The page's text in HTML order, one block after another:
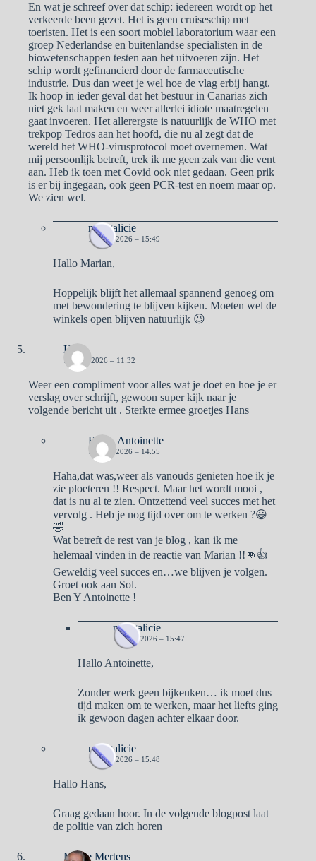
En wat je schreef over dat schip: iedereen wordt op het
verkeerde been gezet. Het is geen cruiseschip met
toeristen. Het is een soort mobiel laboratorium waar een
groep Nederlandse en buitenlandse specialisten in de
biowetenschappen testen aan het uitvoeren zijn. Het
schip wordt gefinancierd door de farmaceutische
industrie. Dus dan weet je wel hoe de vlag erbij hangt.
Ik hoop in ieder geval dat het bestuur in Canarias zich
niet gek laat maken en weer allerlei idiote maatregelen
gaat invoeren. Het allerergste is natuurlijk de WHO met
trekpop Tedros aan het hoofd, die nu al zegt dat de
wereld het WHO-virusprotocol moet overnemen. Wat
mij persoonlijk betreft, trek ik me geen zak van die vent
aan. Heb ik toen met Covid ook niet gedaan. Geen prik
is er bij ingegaan, ook geen PCR-test en noem maar op.
We zien wel.
naargalicie
15 MEI 2026 – 15:49
Hallo Marian,
Hoppelijk blijft het allemaal spannend genoeg om
met bewondering te blijven kijken. Moeten wel de
winkels open blijven natuurlijk 😉
Hans
12 MEI 2026 – 11:32
Weer een compliment voor alles wat je doet en hoe je er
verslag over schrijft, gewoon super kijk naar je
volgende bericht uit . Sterkte ermee groetjes Hans
Ben y Antoinette
12 MEI 2026 – 14:55
Haha,dat was,weer als vanouds genieten hoe ik je
zie ploeteren !! Respect. Maar het wordt mooi ,
dat is nu al te zien. Ontzettend veel succes met het
vervolg . Heb je nog tijd over om te werken ?😃
🤣
Wat betreft de rest van je blog , kan ik me
helemaal vinden in de reactie van Marian !!👊👍
Geweldig veel succes en…we blijven je volgen.
Groet ook aan Sol.
Ben Y Antoinette !
naargalicie
15 MEI 2026 – 15:47
Hallo Antoinette,
Zonder werk geen bijkeuken… ik moet dus
tijd maken om te werken, maar het liefts ging
ik gewoon dagen achter elkaar door.
naargalicie
15 MEI 2026 – 15:48
Hallo Hans,
Graag gedaan hoor. In de volgende blogpost laat
de politie van zich horen
Mieke Mertens